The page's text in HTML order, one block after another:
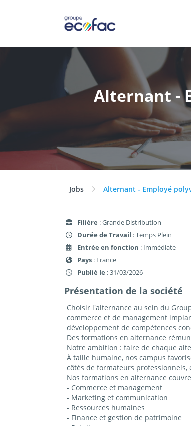
Alternant -
Jobs Alternant - Employé
Filière : Grande Distribution
Durée de Travail : Temps Plein
Entrée en fonction : Immédiate
Pays : France
Publié le : 31/03/2026
Présentation de la société
Choisir l'alternance au sein du
commerce et de management
développement de compétences
Des formations en alternance
Notre ambition : faire de chaque
À taille humaine, nos campus
côtés de formateurs
Nos formations en alternance
- Commerce et management
- Marketing et communication
- Ressources humaines
- Finance et gestion de patrimoine